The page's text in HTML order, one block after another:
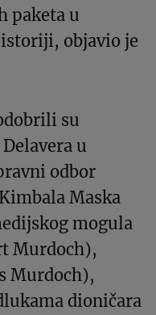
paketa u
objavio je
su
u
odbor
Maska
mogula
Murdoch),
Murdoch),
dioničara